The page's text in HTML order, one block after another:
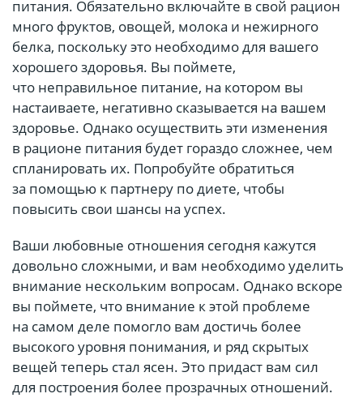
питания. Обязательно включайте в свой рацион
много фруктов, овощей, молока и нежирного
белка, поскольку это необходимо для вашего
хорошего здоровья. Вы поймете,
что неправильное питание, на котором вы
настаиваете, негативно сказывается на вашем
здоровье. Однако осуществить эти изменения
в рационе питания будет гораздо сложнее, чем
спланировать их. Попробуйте обратиться
за помощью к партнеру по диете, чтобы
повысить свои шансы на успех.
Ваши любовные отношения сегодня кажутся
довольно сложными, и вам необходимо уделить
внимание нескольким вопросам. Однако вскоре
вы поймете, что внимание к этой проблеме
на самом деле помогло вам достичь более
высокого уровня понимания, и ряд скрытых
вещей теперь стал ясен. Это придаст вам сил
для построения более прозрачных отношений.